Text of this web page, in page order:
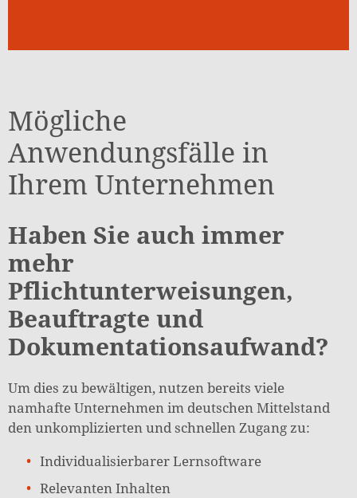
Mögliche
Anwendungsfälle in
Ihrem Unternehmen
Haben Sie auch immer
mehr
Pflichtunterweisungen,
Beauftragte und
Dokumentationsaufwand?
Um dies zu bewältigen, nutzen bereits viele
namhafte Unternehmen im deutschen Mittelstand
den unkomplizierten und schnellen Zugang zu:
Individualisierbarer Lernsoftware
Relevanten Inhalten